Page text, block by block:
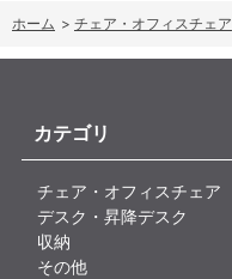
ホーム > チェア・オフィスチェア
カテゴリ
チェア・オフィスチェア
デスク・昇降デスク
収納
その他